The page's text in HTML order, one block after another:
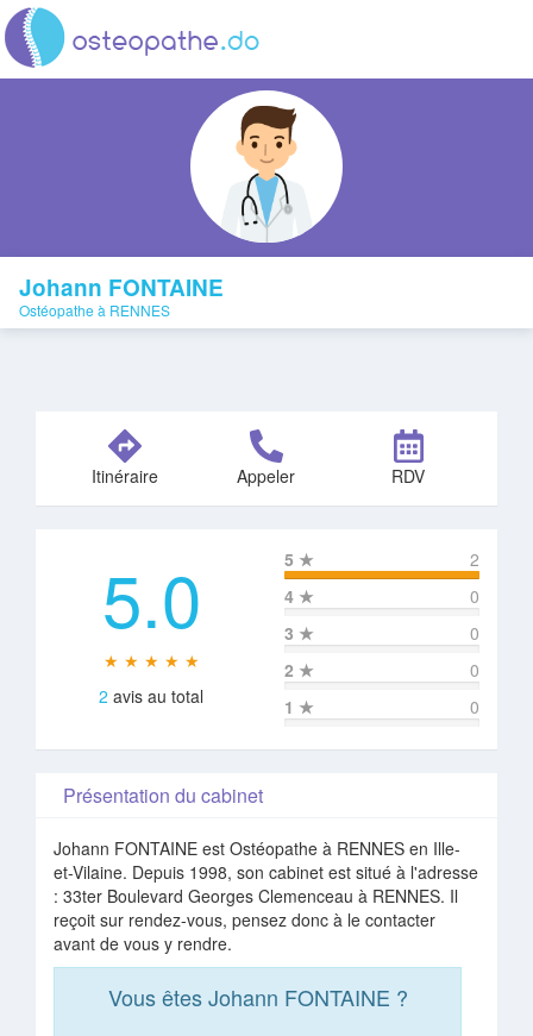
Johann FONTAINE
Ostéopathe à RENNES
Itinéraire Appeler RDV
5.0
★ ★ ★ ★ ★
2 avis au total
5 ★
2
4 ★
0
3 ★
0
2 ★
0
1 ★ 0
Présentation du cabinet
Johann FONTAINE est Ostéopathe à RENNES en Ille-
et-Vilaine. Depuis 1998, son cabinet est situé à l'adresse
: 33ter Boulevard Georges Clemenceau à RENNES. Il
reçoit sur rendez-vous, pensez donc à le contacter
avant de vous y rendre.
Vous êtes Johann FONTAINE ?